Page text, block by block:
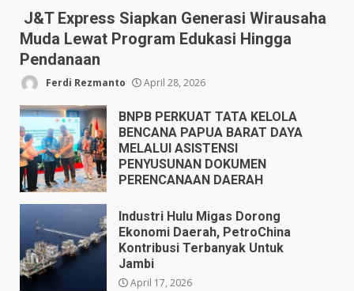
J&T Express Siapkan Generasi Wirausaha
Muda Lewat Program Edukasi Hingga
Pendanaan
Ferdi Rezmanto April 28, 2026
BNPB PERKUAT TATA KELOLA
BENCANA PAPUA BARAT DAYA
MELALUI ASISTENSI
PENYUSUNAN DOKUMEN
PERENCANAAN DAERAH
Industri Hulu Migas Dorong
Ekonomi Daerah, PetroChina
Kontribusi Terbanyak Untuk
Jambi
April 17, 2026